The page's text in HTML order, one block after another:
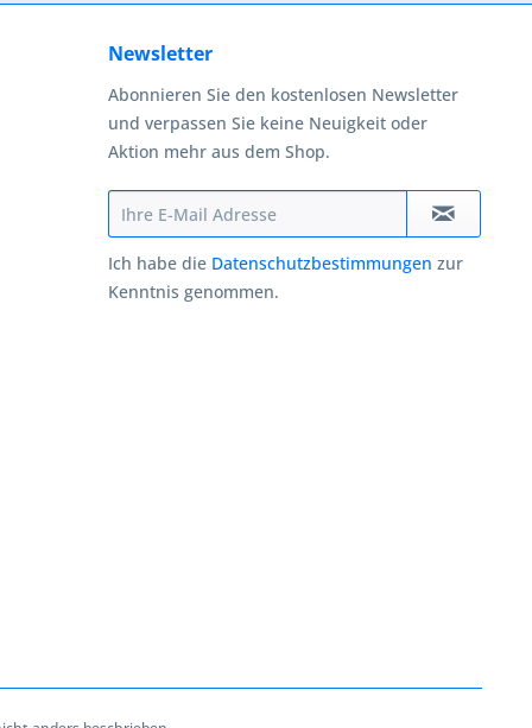
Newsletter
Abonnieren Sie den kostenlosen Newsletter
und verpassen Sie keine Neuigkeit oder
Aktion mehr aus dem Shop.
Ich habe die Datenschutzbestimmungen zur
Kenntnis genommen.